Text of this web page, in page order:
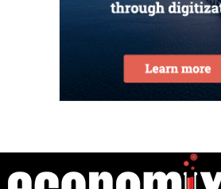
Κυρ. Μητσοτάκης: Η είσοδος
αποτελεί μια πολύ ισχυρή ψήφο